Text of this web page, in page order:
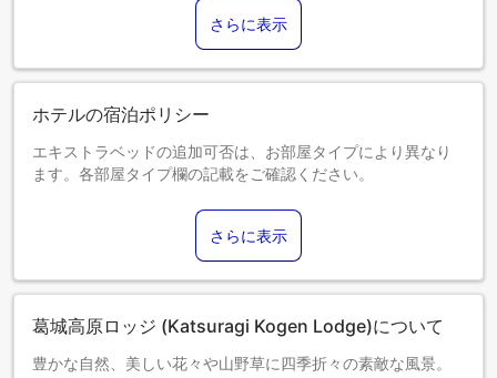
さらに表示
ホテルの宿泊ポリシー
エキストラベッドの追加可否は、お部屋タイプにより異なり
ます。各部屋タイプ欄の記載をご確認ください。
さらに表示
葛城高原ロッジ (Katsuragi Kogen Lodge)について
豊かな自然、美しい花々や山野草に四季折々の素敵な風景。